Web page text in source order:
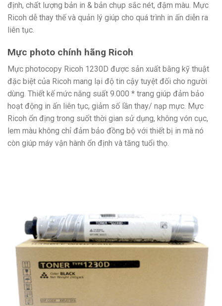
định, chất lượng bản in & bản chụp sắc nét, đậm màu. Mực
Ricoh dễ thay thế và quản lý giúp cho quá trình in ấn diễn ra
liên tục.
Mực photo chính hãng Ricoh
Mực photocopy Ricoh 1230D được sản xuất bằng kỹ thuật
đặc biệt của Ricoh mang lại độ tin cậy tuyệt đối cho người
dùng. Thiết kế mức năng suất 9.000 * trang giúp đảm bảo
hoạt động in ấn liên tục, giảm số lần thay/ nạp mực. Mực
Ricoh ổn địng trong suốt thời gian sử dụng, không vón cục,
lem màu không chỉ đảm bảo đồng bộ với thiết bị in mà nó
còn giúp máy vận hành ổn định và tăng tuổi thọ.